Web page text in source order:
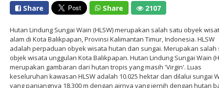
Share Share 2107
Hutan Lindung Sungai Wain (HLSW) merupakan salah satu obyek
alam di Kota Balikpapan, Provinsi Kalimantan Timur, Indonesia. HLSW
adalah perpaduan obyek wisata hutan dan sungai. Merupakan salah
objek wisata unggulan Kota Balikpapan. Hutan Lindung Sungai Wain
merupakan gambaran dari hutan tropis yang masih 'Virgin'. Luas
keseluruhan kawasan HLSW adalah 10.025 hektar dan dilalui sungai
yang panjangnya 18.300 m dengan airnya yang jernih dengan hutan